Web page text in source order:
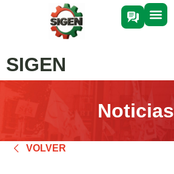
SIGEN
Noticias
VOLVER